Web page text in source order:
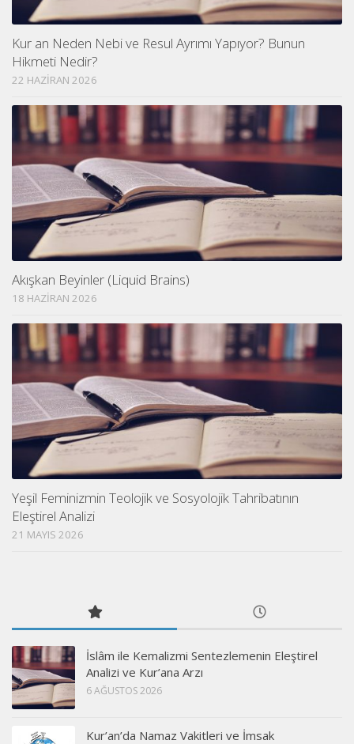
Kur an Neden Nebi ve Resul Ayrımı Yapıyor? Bunun
Hikmeti Nedir?
22 HAZIRAN 2026
Akışkan Beyinler (Liquid Brains)
18 HAZIRAN 2026
Yeşil Feminizmin Teolojik ve Sosyolojik Tahribatının
Eleştirel Analizi
21 MAYIS 2026
İslâm ile Kemalizmi Sentezlemenin Eleştirel
Analizi ve Kur’ana Arzı
6 AĞUSTOS 2026
Kur’an’da Namaz Vakitleri ve İmsak